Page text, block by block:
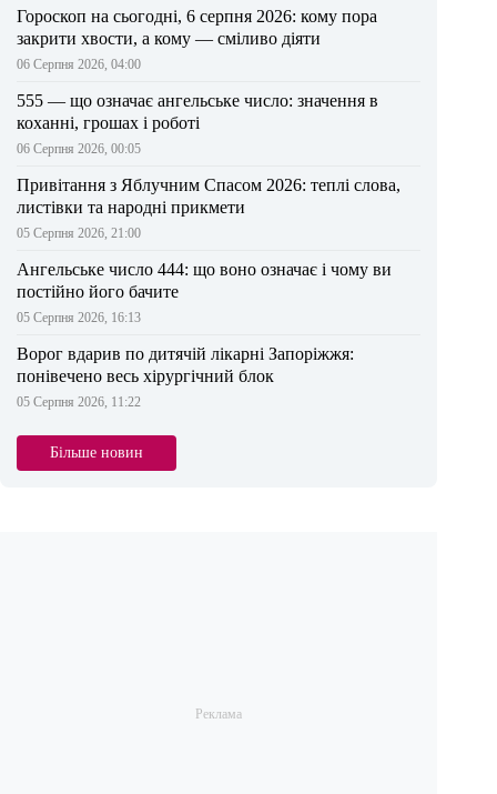
Гороскоп на сьогодні, 6 серпня 2026: кому пора
закрити хвости, а кому — сміливо діяти
06 Серпня 2026, 04:00
555 — що означає ангельське число: значення в
коханні, грошах і роботі
06 Серпня 2026, 00:05
Привітання з Яблучним Спасом 2026: теплі слова,
листівки та народні прикмети
05 Серпня 2026, 21:00
Ангельське число 444: що воно означає і чому ви
постійно його бачите
05 Серпня 2026, 16:13
Ворог вдарив по дитячій лікарні Запоріжжя:
понівечено весь хірургічний блок
05 Серпня 2026, 11:22
Більше новин